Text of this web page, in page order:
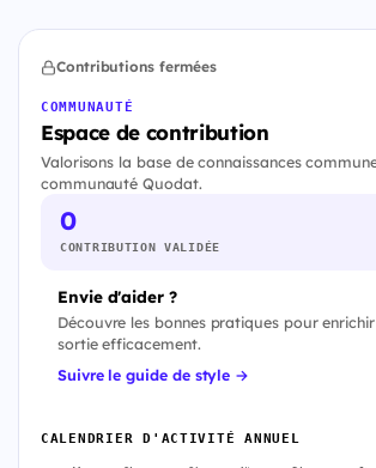
Contributions fermées
COMMUNAUTÉ
Espace de contribution
Valorisons la base de connaissances
communauté Quodat.
0
CONTRIBUTION VALIDÉE
Envie d'aider ?
Découvre les bonnes pratiques pour
sortie efficacement.
Suivre le guide de style →
CALENDRIER D'ACTIVITÉ ANNUEL